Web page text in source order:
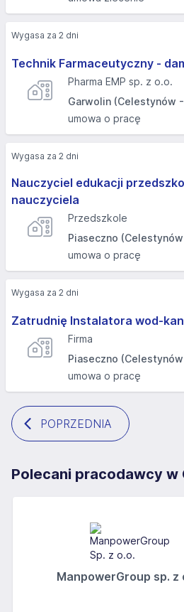
Technik Farmaceutyczny -
Pharma EMP sp. z o.o.
Garwolin (Celestynów
umowa o pracę
Wygasa za 2 dni
Nauczyciel edukacji
nauczyciela
Przedszkole
Piaseczno
umowa o pracę
Wygasa za 2 dni
Zatrudnię Instalatora wod-kan
Firma
Piaseczno
umowa o pracę
Wygasa za 2 dni
POPRZEDNIA
Polecani pracodawcy w
ManpowerGroup sp. z